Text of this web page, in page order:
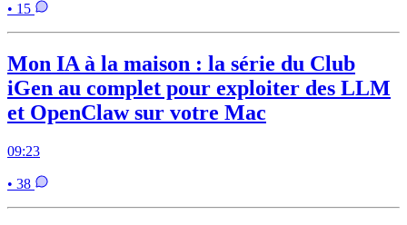
• 15
Mon IA à la maison : la série du Club
iGen au complet pour exploiter des LLM
et OpenClaw sur votre Mac
09:23
• 38